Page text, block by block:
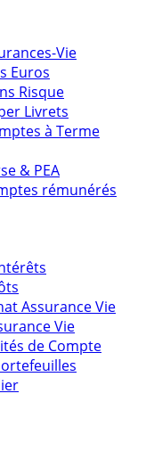
Vie
Euros
Risque
Livrets
à Terme
& PEA
rémunérés
Assurance Vie
Vie
de Compte